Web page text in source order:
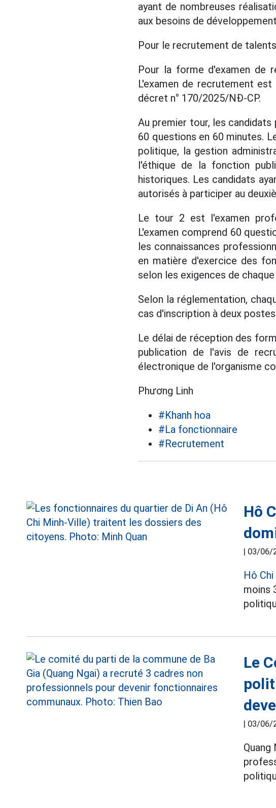
ayant de nombreuses
aux besoins de
Pour le recrutement de
Pour la forme d'examen de
L'examen de recrutement
décret n° 170/2025/NĐ-CP.
Au premier tour, les
60 questions en 60 minutes.
politique, la gestion
l'éthique de la fonction
historiques. Les candidats
autorisés à participer au
Le tour 2 est l'examen
L'examen comprend 60
les connaissances
en matière d'exercice des
selon les exigences de
Selon la réglementation,
cas d'inscription à deux
Le délai de réception des
publication de l'avis de
électronique de l'organisme
Phương Linh
#Khanh hoa
#La fonctionnaire
#Recrutement
Hô
| 03/06/
Hô
moins
Le
| 03/06/